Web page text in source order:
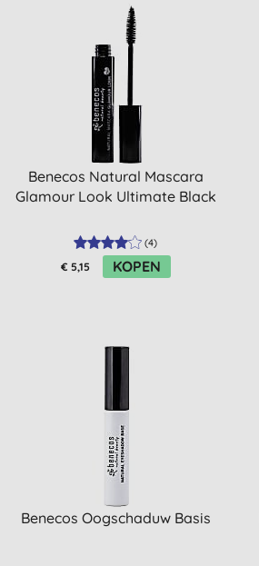
Benecos Natural Mascara
Glamour Look Ultimate Black
(4)
€ 5,15 KOPEN
Benecos Oogschaduw Basis